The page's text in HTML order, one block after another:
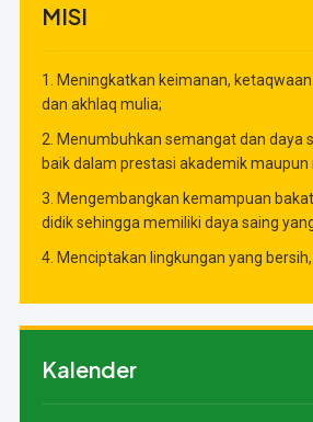
MISI
1. Meningkatkan keimanan,
dan akhlaq mulia;
2. Menumbuhkan semangat dan daya
baik dalam prestasi akademik maupun
3. Mengembangkan kemampuan
didik sehingga memiliki daya saing
4. Menciptakan lingkungan yang
Kalender